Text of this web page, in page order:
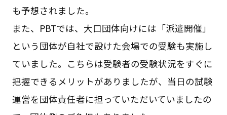
も予想されました。
また、PBTでは、大口団体向けには「派遣開催」
という団体が自社で設けた会場での受験も実施し
ていました。こちらは受験者の受験状況をすぐに
把握できるメリットがありましたが、当日の試験
運営を団体責任者に担っていただいていましたの